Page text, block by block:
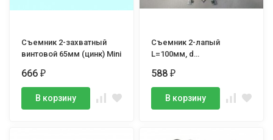
Съемник 2-захватный
винтовой 65мм (цинк) Mini
666₽
В корзину
Съемник 2-лапый
L=100мм, d
усиленный, стяжной, TLT
588₽
В корзину